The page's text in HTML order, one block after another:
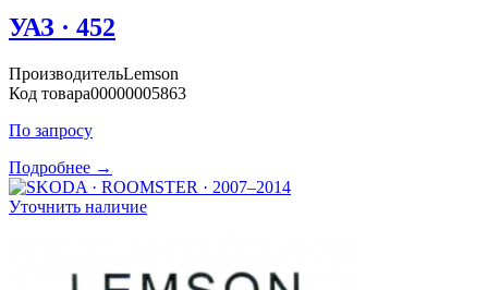
УАЗ · 452
ПроизводительLemson
Код товара00000005863
По запросу
Подробнее →
Уточнить наличие